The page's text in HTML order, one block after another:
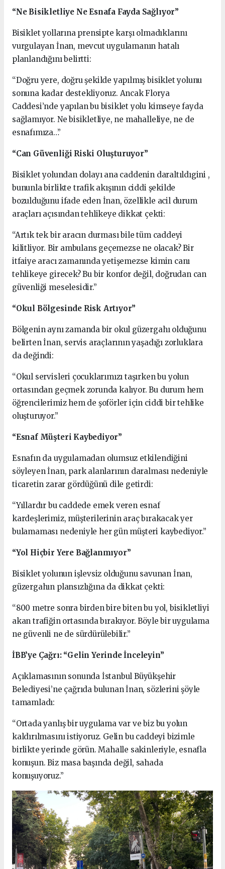
“Ne Bisikletliye Ne Esnafa Fayda Sağlıyor”
Bisiklet yollarına prensipte karşı olmadıklarını
vurgulayan İnan, mevcut uygulamanın hatalı
planlandığını belirtti:
“Doğru yere, doğru şekilde yapılmış bisiklet yolunu
sonuna kadar destekliyoruz. Ancak Florya
Caddesi’nde yapılan bu bisiklet yolu kimseye fayda
sağlamıyor. Ne bisikletliye, ne mahalleliye, ne de
esnafımıza…”
“Can Güvenliği Riski Oluşturuyor”
Bisiklet yolundan dolayı ana caddenin daraltıldıgini ,
bununla birlikte trafik akışının ciddi şekilde
bozulduğunu ifade eden İnan, özellikle acil durum
araçları açısından tehlikeye dikkat çekti:
“Artık tek bir aracın durması bile tüm caddeyi
kilitliyor. Bir ambulans geçemezse ne olacak? Bir
itfaiye aracı zamanında yetişemezse kimin canı
tehlikeye girecek? Bu bir konfor değil, doğrudan can
güvenliği meselesidir.”
“Okul Bölgesinde Risk Artıyor”
Bölgenin aynı zamanda bir okul güzergahı olduğunu
belirten İnan, servis araçlarının yaşadığı zorluklara
da değindi:
“Okul servisleri çocuklarımızı taşırken bu yolun
ortasından geçmek zorunda kalıyor. Bu durum hem
öğrencilerimiz hem de şoförler için ciddi bir tehlike
oluşturuyor.”
“Esnaf Müşteri Kaybediyor”
Esnafın da uygulamadan olumsuz etkilendiğini
söyleyen İnan, park alanlarının daralması nedeniyle
ticaretin zarar gördüğünü dile getirdi:
“Yıllardır bu caddede emek veren esnaf
kardeşlerimiz, müşterilerinin araç bırakacak yer
bulamaması nedeniyle her gün müşteri kaybediyor.”
“Yol Hiçbir Yere Bağlanmıyor”
Bisiklet yolunun işlevsiz olduğunu savunan İnan,
güzergahın plansızlığına da dikkat çekti:
“800 metre sonra birden bire biten bu yol, bisikletliyi
akan trafiğin ortasında bırakıyor. Böyle bir uygulama
ne güvenli ne de sürdürülebilir.”
İBB’ye Çağrı: “Gelin Yerinde İnceleyin”
Açıklamasının sonunda İstanbul Büyükşehir
Belediyesi’ne çağrıda bulunan İnan, sözlerini şöyle
tamamladı:
“Ortada yanlış bir uygulama var ve biz bu yolun
kaldırılmasını istiyoruz. Gelin bu caddeyi bizimle
birlikte yerinde görün. Mahalle sakinleriyle, esnafla
konuşun. Biz masa başında değil, sahada
konuşuyoruz.”